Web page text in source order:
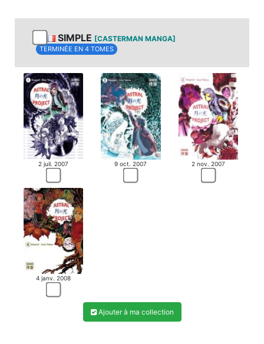
SIMPLE [CASTERMAN MANGA]
TERMINÉE EN 4 TOMES
2 juil. 2007 9 oct. 2007 2 nov. 2007
4 janv. 2008
Ajouter à ma collection